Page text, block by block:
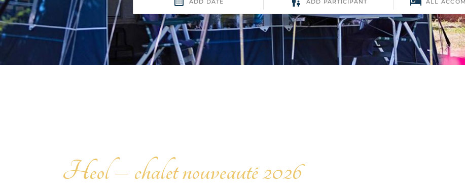
Heol – chalet nouveauté 2026